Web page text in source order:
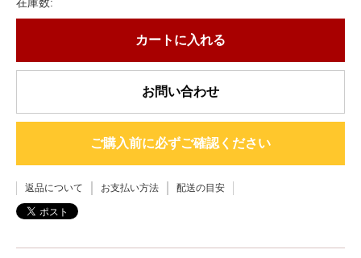
カートに入れる
お問い合わせ
ご購入前に必ずご確認ください
返品について お支払い方法 配送の目安